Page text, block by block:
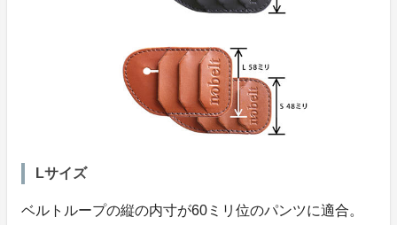
Lサイズ
ベルトループの縦の内寸が60ミリ位のパンツに適合。